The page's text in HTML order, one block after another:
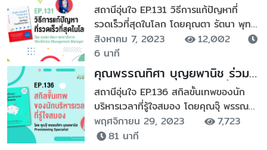
https://bit.ly/3NOXBas . โดยหลัก ๆ
จะเป็นเรื่องของ Data Analytics and
Digital Transformation ที่มีเรื่องน่า
สนใจอย่าง ☑️ Introduction to Power
BI Dashboard Full Practical Course
เป็นคอร์สการเรียนรู้เกี่ยวกับการใช้งาน
Power BI ซึ่งเป็นเครื่องมือทางธุรกิจ
สำหรับการสร้างและแสดงผลข้อมูลอย่างมี
ประสิทธิภาพ ในคอร์สนี้จะได้เรียนรู้วิธีการ
สร้าง Dashboard การนำเข้าข้อมูล การ
กิจกรรม รีวิวหนังสือ วิธีการแก้
ปัญหาที่รวดเร็วที่สุดในโลก
Podcast บนสถานีอุ่นใจ
สถานีอุ่นใจ EP.131 วิธีการแก้ปัญหาที่
รวดเร็วที่สุดในโลก โดยคุณตา รัตนา พุทธ
าสังวาล
สิงหาคม 7, 2023
12,002
6 นาที
คุณพรรณทิศา บุญยพานิช ร่วม
กิจกรรม รีวิวหนังสือ สกิลขั้นเทพ
ของนักบริหารเวลาที่รู้ใจสมอง
Podcast บนสถานีอุ่นใจ
สถานีอุ่นใจ EP.136 สกิลขั้นเทพของนัก
บริหารเวลาที่รู้ใจสมอง โดยคุณจุ๊ พรรณ
ทิศา บุญยพานิช
พฤศจิกายน 29, 2023
7,723
81 นาที